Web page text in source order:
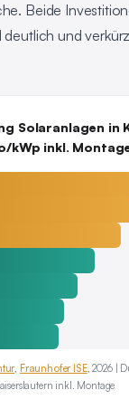
Beide
und
Solaranlagen in
kWp inkl.
, Fraunhofer ISE, 2026 |
inkl. Montage